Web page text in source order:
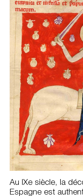
Au IXe siècle, la
Espagne est